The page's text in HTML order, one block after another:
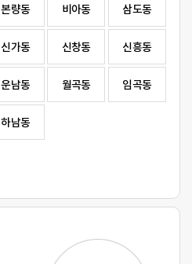
본량동 비아동 삼도동
신가동 신창동 신흥동
운남동 월곡동 임곡동
하남동